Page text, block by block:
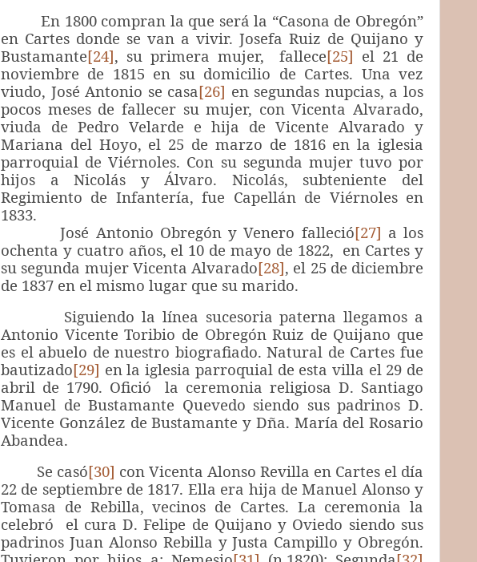
En 1800 compran la que será la “Casona de Obregón”
en Cartes donde se van a vivir. Josefa Ruiz de Quijano y
Bustamante[24], su primera mujer, fallece[25] el 21 de
noviembre de 1815 en su domicilio de Cartes. Una vez
viudo, José Antonio se casa[26] en segundas nupcias, a los
pocos meses de fallecer su mujer, con Vicenta Alvarado,
viuda de Pedro Velarde e hija de Vicente Alvarado y
Mariana del Hoyo, el 25 de marzo de 1816 en la iglesia
parroquial de Viérnoles. Con su segunda mujer tuvo por
hijos a Nicolás y Álvaro. Nicolás, subteniente del
Regimiento de Infantería, fue Capellán de Viérnoles en
1833.
José Antonio Obregón y Venero falleció[27] a los
ochenta y cuatro años, el 10 de mayo de 1822, en Cartes y
su segunda mujer Vicenta Alvarado[28], el 25 de diciembre
de 1837 en el mismo lugar que su marido.
Siguiendo la línea sucesoria paterna llegamos a
Antonio Vicente Toribio de Obregón Ruiz de Quijano que
es el abuelo de nuestro biografiado. Natural de Cartes fue
bautizado[29] en la iglesia parroquial de esta villa el 29 de
abril de 1790. Ofició la ceremonia religiosa D. Santiago
Manuel de Bustamante Quevedo siendo sus padrinos D.
Vicente González de Bustamante y Dña. María del Rosario
Abandea.
Se casó[30] con Vicenta Alonso Revilla en Cartes el día
22 de septiembre de 1817. Ella era hija de Manuel Alonso y
Tomasa de Rebilla, vecinos de Cartes. La ceremonia la
celebró el cura D. Felipe de Quijano y Oviedo siendo sus
padrinos Juan Alonso Rebilla y Justa Campillo y Obregón.